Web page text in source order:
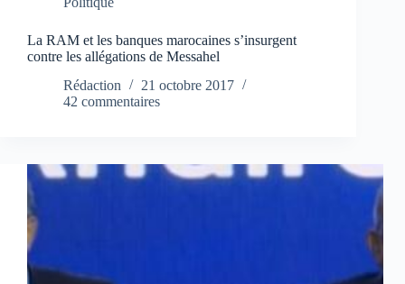
La RAM et les banques marocaines s’insurgent
contre les allégations de Messahel
Rédaction
21 octobre 2017
42 commentaires